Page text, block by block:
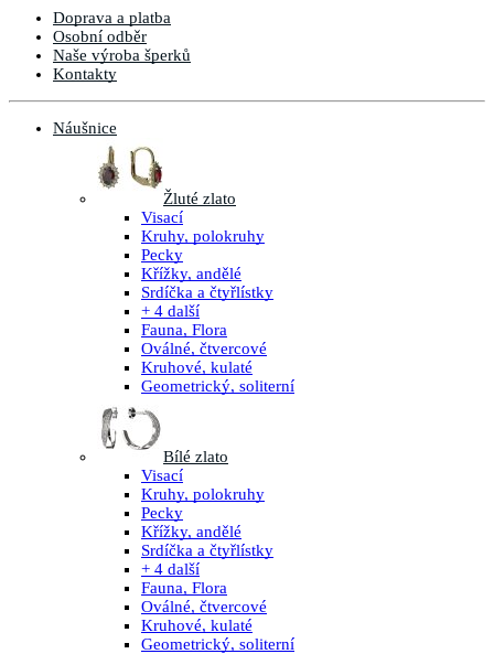
Doprava a platba
Osobní odběr
Naše výroba šperků
Kontakty
Náušnice
Žluté zlato
Visací
Kruhy, polokruhy
Pecky
Křížky, andělé
Srdíčka a čtyřlístky
+ 4 další
Fauna, Flora
Oválné, čtvercové
Kruhové, kulaté
Geometrický, soliterní
Bílé zlato
Visací
Kruhy, polokruhy
Pecky
Křížky, andělé
Srdíčka a čtyřlístky
+ 4 další
Fauna, Flora
Oválné, čtvercové
Kruhové, kulaté
Geometrický, soliterní